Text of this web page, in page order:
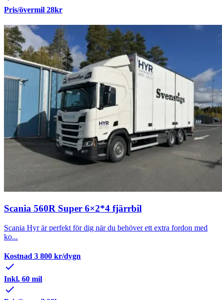
Pris/övermil 28kr
Scania 560R Super 6×2*4 fjärrbil
Scania Hyr är perfekt för dig när du behöver ett extra fordon med
ko...
Kostnad 3 800 kr/dygn
Inkl. 60 mil